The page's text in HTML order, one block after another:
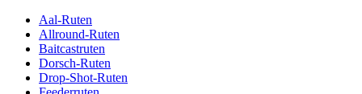
Aal-Ruten
Allround-Ruten
Baitcastruten
Dorsch-Ruten
Drop-Shot-Ruten